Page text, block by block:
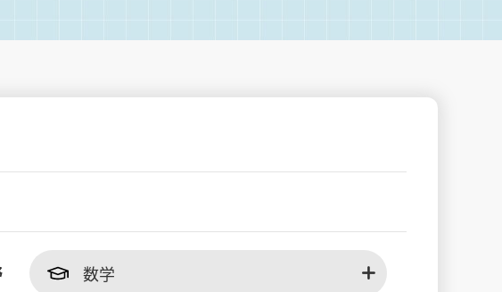
数学